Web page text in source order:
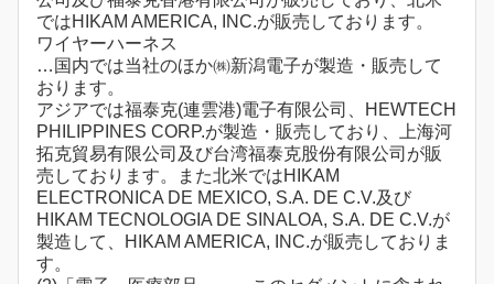
ではHIKAM AMERICA, INC.が販売しております。
ワイヤーハーネス
…国内では当社のほか㈱新潟電子が製造・販売して
おります。
アジアでは福泰克(連雲港)電子有限公司、HEWTECH
PHILIPPINES CORP.が製造・販売しており、上海河
拓克貿易有限公司及び台湾福泰克股份有限公司が販
売しております。また北米ではHIKAM
ELECTRONICA DE MEXICO, S.A. DE C.V.及び
HIKAM TECNOLOGIA DE SINALOA, S.A. DE C.V.が
製造して、HIKAM AMERICA, INC.が販売しておりま
す。